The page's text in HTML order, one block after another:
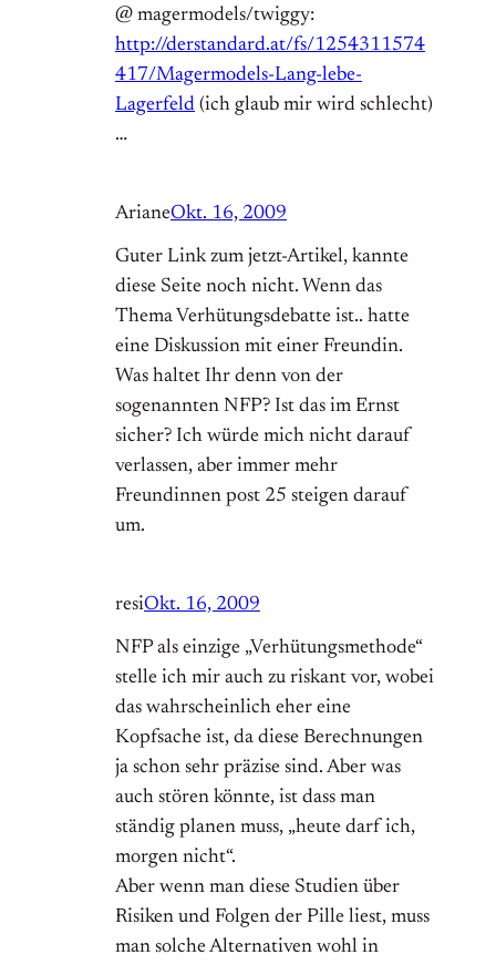
@ magermodels/twiggy:
http://derstandard.at/fs/1254311574
417/Magermodels-Lang-lebe-
Lagerfeld (ich glaub mir wird schlecht)
…
ArianeOkt. 16, 2009
Guter Link zum jetzt-Artikel, kannte
diese Seite noch nicht. Wenn das
Thema Verhütungsdebatte ist.. hatte
eine Diskussion mit einer Freundin.
Was haltet Ihr denn von der
sogenannten NFP? Ist das im Ernst
sicher? Ich würde mich nicht darauf
verlassen, aber immer mehr
Freundinnen post 25 steigen darauf
um.
resiOkt. 16, 2009
NFP als einzige „Verhütungsmethode“
stelle ich mir auch zu riskant vor, wobei
das wahrscheinlich eher eine
Kopfsache ist, da diese Berechnungen
ja schon sehr präzise sind. Aber was
auch stören könnte, ist dass man
ständig planen muss, „heute darf ich,
morgen nicht“.
Aber wenn man diese Studien über
Risiken und Folgen der Pille liest, muss
man solche Alternativen wohl in